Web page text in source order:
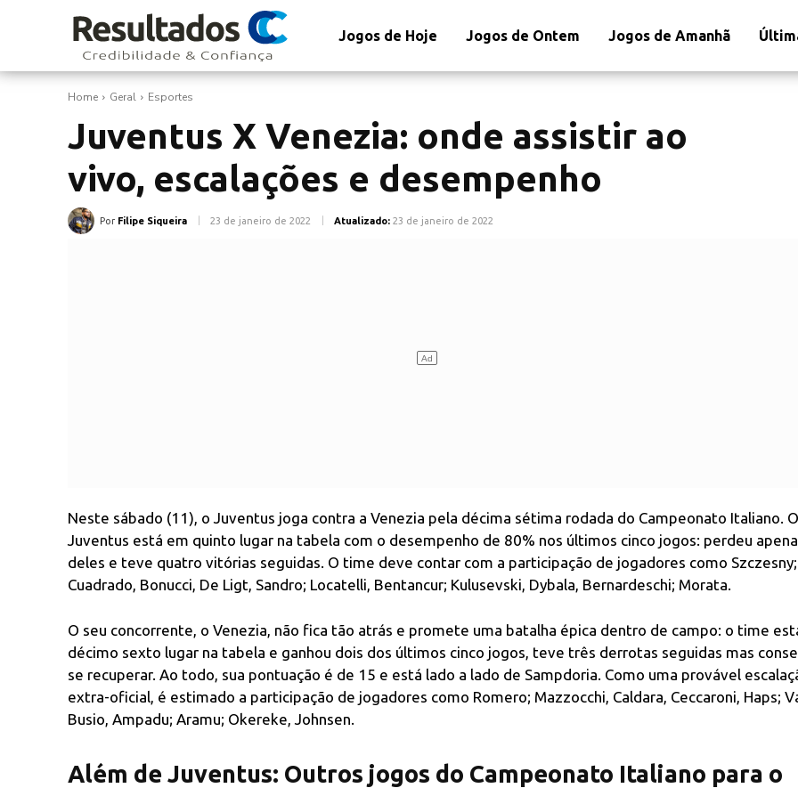
Jogos de Hoje Jogos de Ontem Jogos de Amanhã
Home Geral Esportes
Juventus X Venezia: onde assistir ao
vivo, escalações e desempenho
Por Filipe Siqueira 23 de janeiro de 2022 Atualizado: 23 de janeiro de 2022
Neste sábado (11), o Juventus joga contra a Venezia pela décima sétima rodada do Campeonato Italiano. O
Juventus está em quinto lugar na tabela com o desempenho de 80% nos últimos cinco jogos: perdeu
deles e teve quatro vitórias seguidas. O time deve contar com a participação de jogadores como Szczesny;
Cuadrado, Bonucci, De Ligt, Sandro; Locatelli, Bentancur; Kulusevski, Dybala, Bernardeschi; Morata.
O seu concorrente, o Venezia, não fica tão atrás e promete uma batalha épica dentro de campo: o time
décimo sexto lugar na tabela e ganhou dois dos últimos cinco jogos, teve três derrotas seguidas mas
se recuperar. Ao todo, sua pontuação é de 15 e está lado a lado de Sampdoria. Como uma provável
extra-oficial, é estimado a participação de jogadores como Romero; Mazzocchi, Caldara, Ceccaroni, Haps;
Busio, Ampadu; Aramu; Okereke, Johnsen.
Além de Juventus: Outros jogos do Campeonato Italiano para o